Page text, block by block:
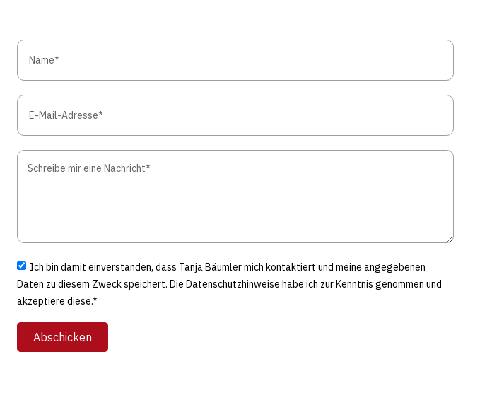
Ich bin damit einverstanden, dass Tanja Bäumler mich kontaktiert und meine angegebenen
Daten zu diesem Zweck speichert. Die Datenschutzhinweise habe ich zur Kenntnis genommen und
akzeptiere diese.*
Abschicken